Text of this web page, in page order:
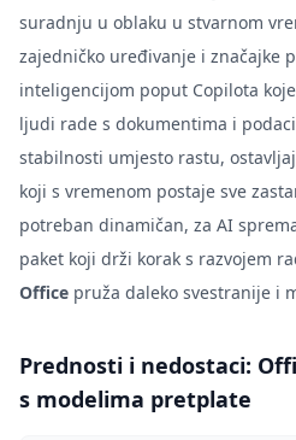
suradnju u oblaku u stvarnom
zajedničko uređivanje i značajke
inteligencijom poput Copilota
ljudi rade s dokumentima i
stabilnosti umjesto rastu,
koji s vremenom postaje sve
potreban dinamičan, za AI
paket koji drži korak s razvojem
Office pruža daleko svestranije i
Prednosti i nedostaci:
s modelima pretplate